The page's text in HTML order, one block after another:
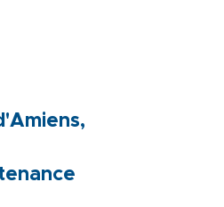
portes, pergolas, portails...